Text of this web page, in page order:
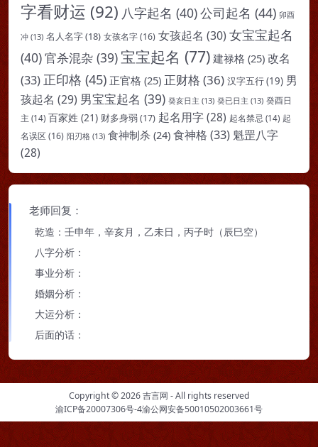
字看财运 (92) 八字起名 (40)公司起名 (44) 卯酉
冲 (13) 名人名字(18) 女孩名字(16) 女孩起名 (30) 女宝宝起名
(40)官杀混杂 (39) 宝宝起名 (77) 建禄格 (25) 改名
(33) 正印格 (45) 正官格 (25) 正财格 (36) 汉字五行(19) 男
孩起名 (29) 男宝宝起名 (39) 癸亥日主 (13) 癸已日主 (13) 癸酉日
主 (14) 百家姓 (21) 财多身弱(17) 起名用字(28) 起名禁忌 (14) 起
名误区 (16) 阳刃格 (13) 食神制杀 (24) 食神格 (33) 魁罡八字
(28)
老师回复：
乾造：壬申年，辛亥月，乙未日，丙子时（辰巳空）
八字分析：
事业分析：
婚姻分析：
大运分析：
后面的话：
Copyright © 2026吉言网 - All rights reserved
渝ICP备20007306号-4渝公网安备50010502003661号